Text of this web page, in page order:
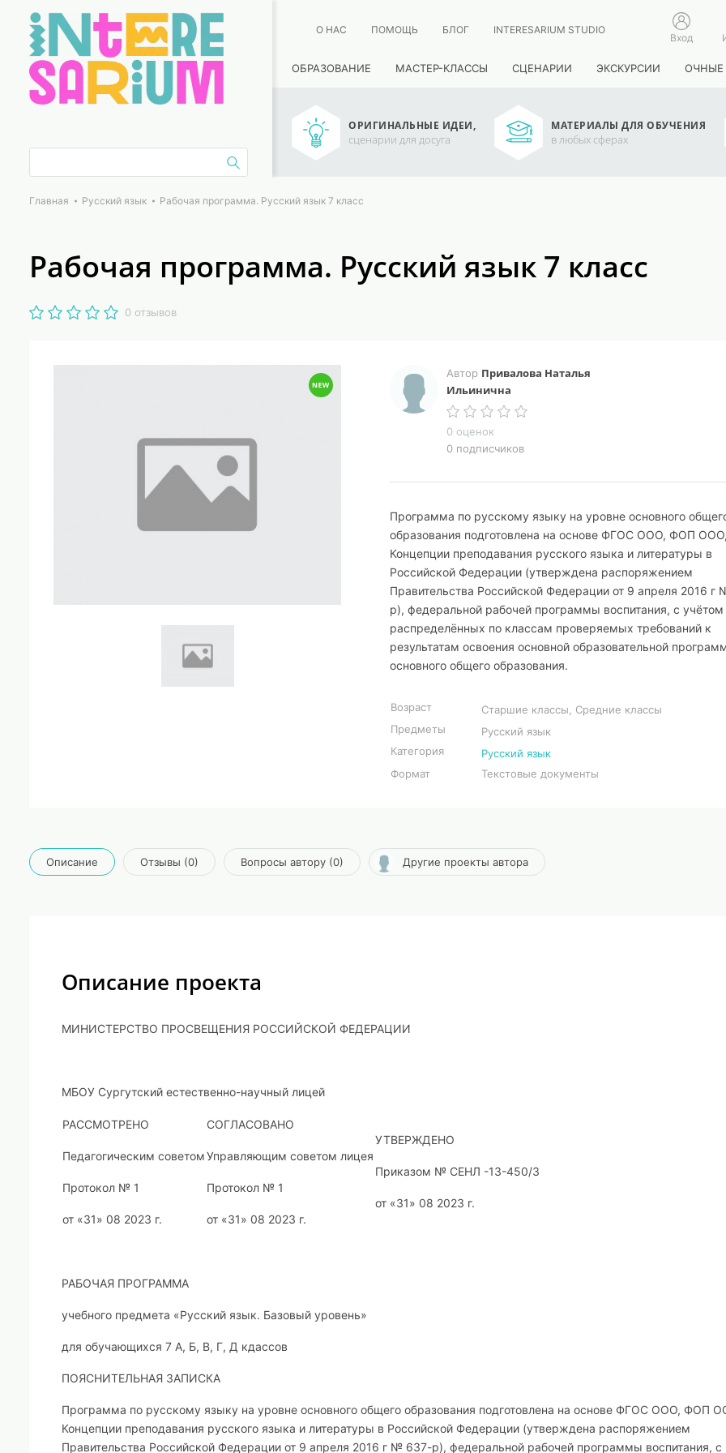
О НАС ПОМОЩЬ БЛОГ INTERESARIUM STUDIO
Вход
ОБРАЗОВАНИЕ МАСТЕР-КЛАССЫ СЦЕНАРИИ ЭКСКУРСИИ ОЧНЫЕ
ОРИГИНАЛЬНЫЕ ИДЕИ,
сценарии для досуга
МАТЕРИАЛЫ ДЛЯ ОБУЧЕНИЯ
в любых сферах
Главная Русский язык Рабочая программа. Русский язык 7 класс
Рабочая программа. Русский язык 7 класс
0 отзывов
Автор Привалова Наталья
Ильинична
0 оценок
0 подписчиков
Программа по русскому языку на уровне основного
образования подготовлена на основе ФГОС ООО, ФОП
Концепции преподавания русского языка и литературы в
Российской Федерации (утверждена распоряжением
Правительства Российской Федерации от 9 апреля 2016 г
р), федеральной рабочей программы воспитания, с учётом
распределённых по классам проверяемых требований к
результатам освоения основной образовательной
основного общего образования.
Возраст
Старшие классы, Средние классы
Предметы
Русский язык
Категория
Русский язык
Формат
Текстовые документы
Описание Отзывы (0) Вопросы автору (0) Другие проекты автора
Описание проекта
МИНИСТЕРСТВО ПРОСВЕЩЕНИЯ РОССИЙСКОЙ ФЕДЕРАЦИИ
МБОУ Сургутский естественно-научный лицей
РАССМОТРЕНО
Педагогическим советом
Протокол № 1
от «31» 08 2023 г.
СОГЛАСОВАНО
Управляющим советом лицея
Протокол № 1
от «31» 08 2023 г.
УТВЕРЖДЕНО
Приказом № СЕНЛ -13-450/3
от «31» 08 2023 г.
РАБОЧАЯ ПРОГРАММА
учебного предмета «Русский язык. Базовый уровень»
для обучающихся 7 А, Б, В, Г, Д кдассов
ПОЯСНИТЕЛЬНАЯ ЗАПИСКА
Программа по русскому языку на уровне основного общего образования подготовлена на основе ФГОС ООО, ФОП
Концепции преподавания русского языка и литературы в Российской Федерации (утверждена распоряжением
Правительства Российской Федерации от 9 апреля 2016 г № 637-р), федеральной рабочей программы воспитания, с